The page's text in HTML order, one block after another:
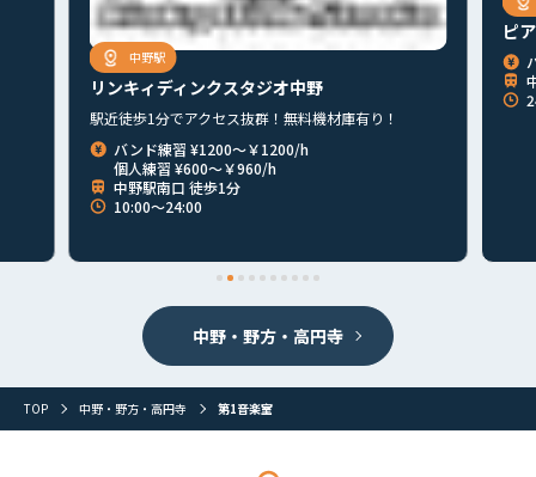
中野駅
リンキィディンクスタジオ中野
駅近徒歩1分でアクセス抜群！無料機材庫有り！
バンド練習 ¥1200～￥1200/h
個人練習 ¥600～￥960/h
中野駅南口 徒歩1分
10:00～24:00
ピ
中野・野方・高円寺
TOP 中野・野方・高円寺 第1音楽室